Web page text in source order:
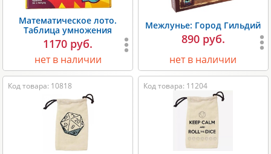
Математическое лото.
Таблица умножения
1170 руб.
нет в наличии
Межлунье: Город Гильдий
890 руб.
нет в наличии
Код товара: 10818 Код товара: 11204